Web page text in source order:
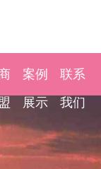
案例
展示
联系
我们